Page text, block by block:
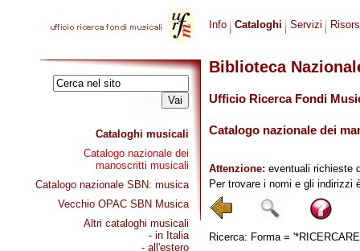
Cataloghi musicali
Catalogo nazionale dei
manoscritti musicali
Catalogo nazionale SBN: musica
Vecchio OPAC SBN Musica
Altri cataloghi musicali
- in Italia
- all'estero
Info Cataloghi Servizi
Biblioteca
Ufficio Ricerca Fondi
Catalogo nazionale dei
Attenzione: eventuali richieste
Per trovare i nomi e gli indirizzi
Ricerca: Forma =